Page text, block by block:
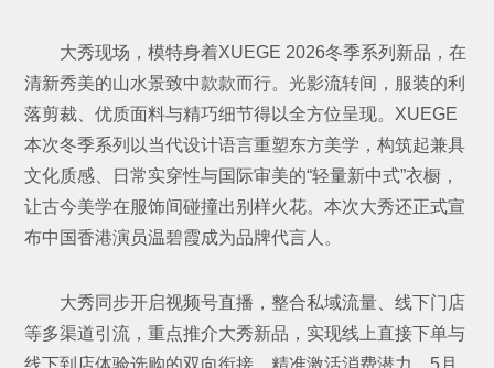
大秀现场，模特身着XUEGE 2026冬季系列新品，在
清新秀美的山水景致中款款而行。光影流转间，服装的利
落剪裁、优质面料与精巧细节得以全方位呈现。XUEGE
本次冬季系列以当代设计语言重塑东方美学，构筑起兼具
文化质感、日常实穿性与国际审美的“轻量新中式”衣橱，
让古今美学在服饰间碰撞出别样火花。本次大秀还正式宣
布中国香港演员温碧霞成为品牌代言人。
大秀同步开启视频号直播，整合私域流量、线下门店
等多渠道引流，重点推介大秀新品，实现线上直接下单与
线下到店体验选购的双向衔接，精准激活消费潜力。5月